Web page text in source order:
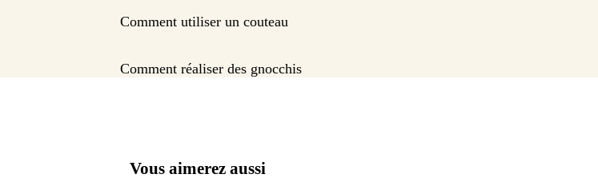
Comment utiliser un couteau
Comment réaliser des gnocchis
Vous aimerez aussi